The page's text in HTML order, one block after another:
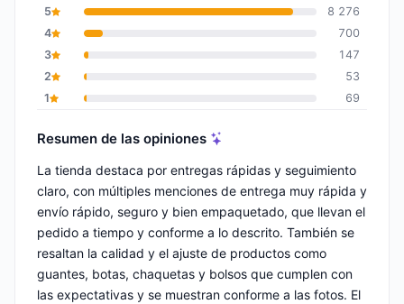
5
8 276
4
700
3
147
2
53
1
69
Resumen de las opiniones
La tienda destaca por entregas rápidas y seguimiento
claro, con múltiples menciones de entrega muy rápida y
envío rápido, seguro y bien empaquetado, que llevan el
pedido a tiempo y conforme a lo descrito. También se
resaltan la calidad y el ajuste de productos como
guantes, botas, chaquetas y bolsos que cumplen con
las expectativas y se muestran conforme a las fotos. El